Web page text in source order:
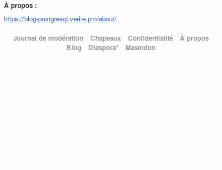
À propos :
https://blog-postgresql.verite.pro/about/
Journal de modération Chapeaux Confidentialité
À propos
Blog
Diaspora* Mastodon